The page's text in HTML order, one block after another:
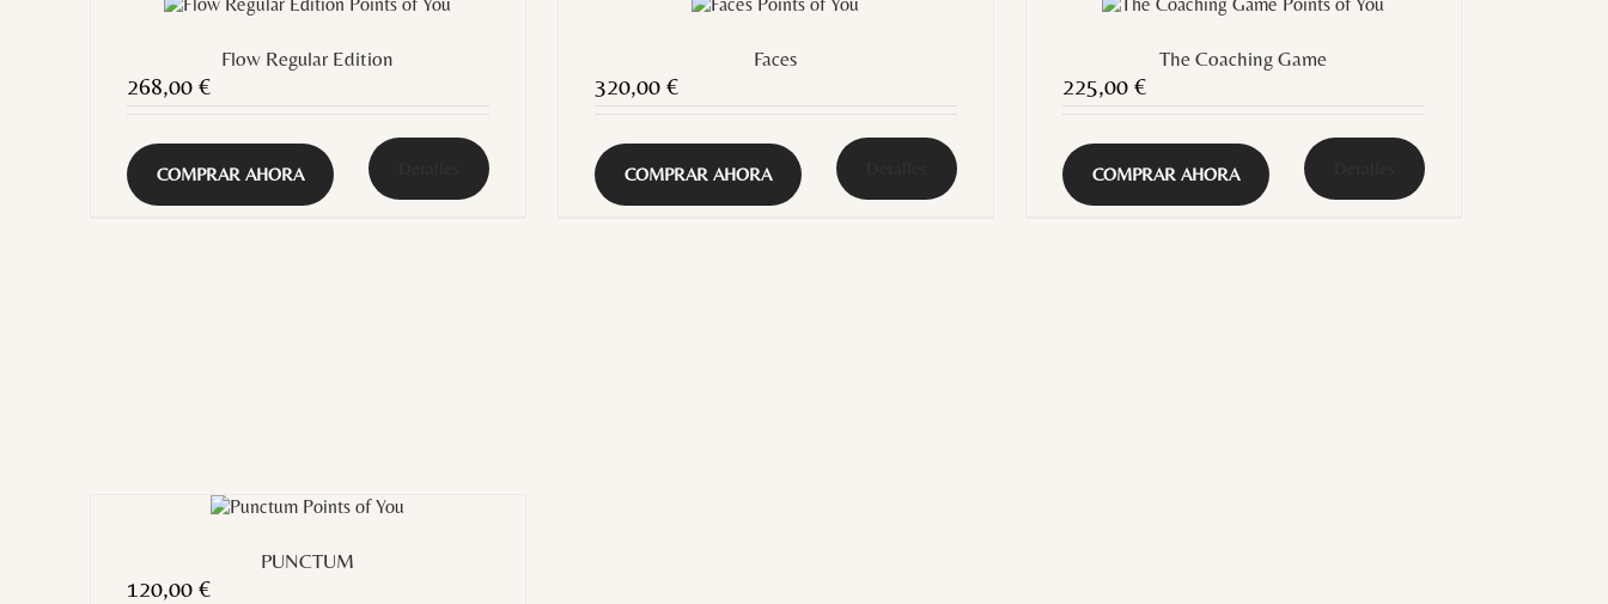
Flow Regular Edition
268,00 €
COMPRAR AHORA
Faces
320,00 €
COMPRAR AHORA
The Coaching Game
225,00 €
COMPRAR AHORA
PUNCTUM
120,00 €